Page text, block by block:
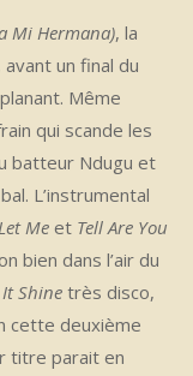
Mi Hermana), la
un final du
Même
qui scande les
batteur Ndugu et
L’instrumental
Me et Tell Are You
bien dans l’air du
Shine très disco,
cette deuxième
titre parait en